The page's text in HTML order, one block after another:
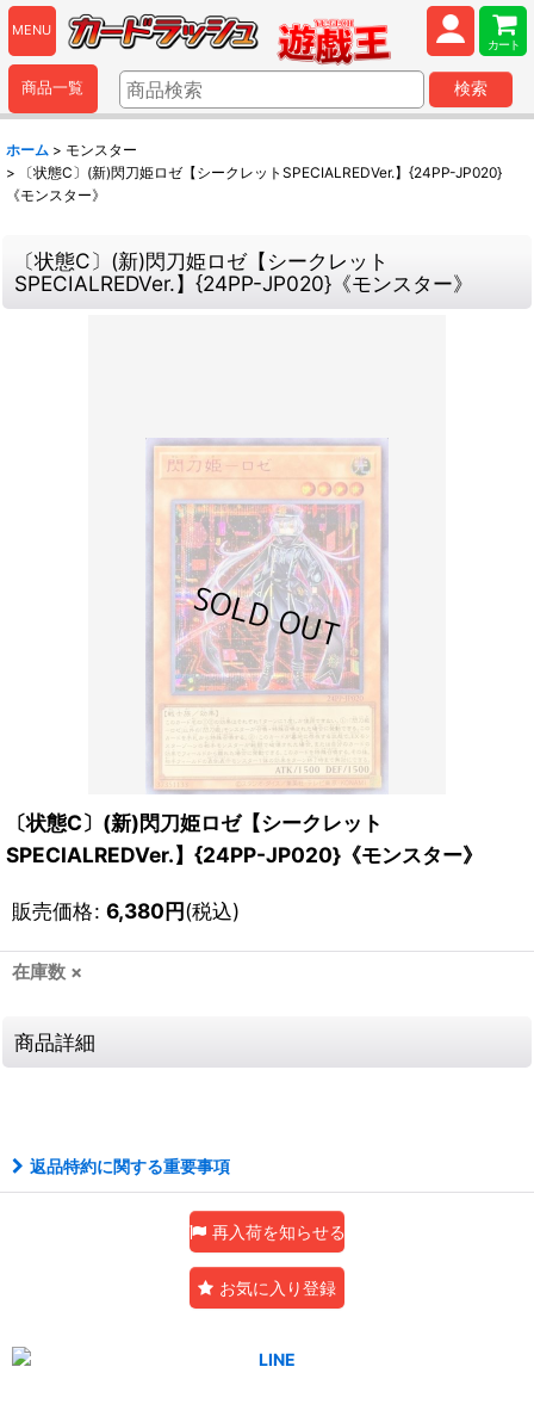
MENU
カート
商品一覧 検索
ホーム > モンスター
>
〔状態C〕(新)閃刀姫ロゼ【シークレットSPECIALREDVer.】{24PP-JP020}
《モンスター》
〔状態C〕(新)閃刀姫ロゼ【シークレット
SPECIALREDVer.】{24PP-JP020}《モンスター》
〔状態C〕(新)閃刀姫ロゼ【シークレット
SPECIALREDVer.】{24PP-JP020}《モンスター》
販売価格: 6,380円(税込)
在庫数 ×
商品詳細
返品特約に関する重要事項
再入荷を知らせる
お気に入り登録